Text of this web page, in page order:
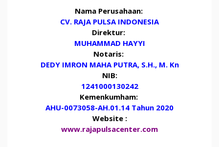
Nama Perusahaan:
CV. RAJA PULSA INDONESIA
Direktur:
MUHAMMAD HAYYI
Notaris:
DEDY IMRON MAHA PUTRA, S.H., M. Kn
NIB:
1241000130242
Kemenkumham:
AHU-0073058-AH.01.14 Tahun 2020
Website :
www.rajapulsacenter.com